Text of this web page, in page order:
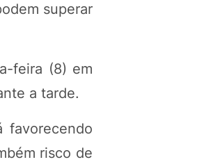
superar
feira (8) em
a tarde.
favorecendo
risco de